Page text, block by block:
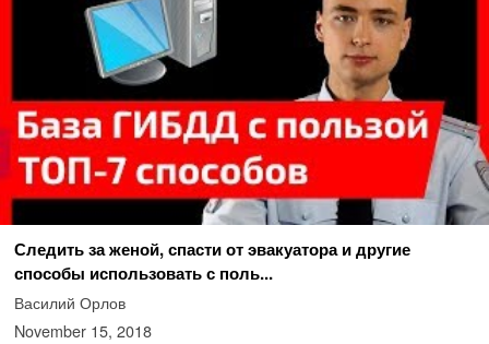
Следить за женой, спасти от эвакуатора и другие
способы использовать с поль...
Василий Орлов
November 15, 2018